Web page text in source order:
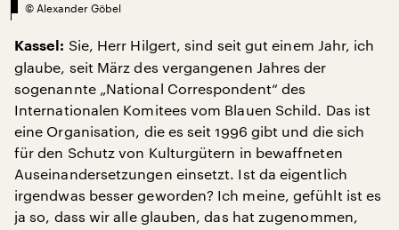
© Alexander Göbel
Kassel: Sie, Herr Hilgert, sind seit gut einem Jahr, ich
glaube, seit März des vergangenen Jahres der
sogenannte „National Correspondent“ des
Internationalen Komitees vom Blauen Schild. Das ist
eine Organisation, die es seit 1996 gibt und die sich
für den Schutz von Kulturgütern in bewaffneten
Auseinandersetzungen einsetzt. Ist da eigentlich
irgendwas besser geworden? Ich meine, gefühlt ist es
ja so, dass wir alle glauben, das hat zugenommen,